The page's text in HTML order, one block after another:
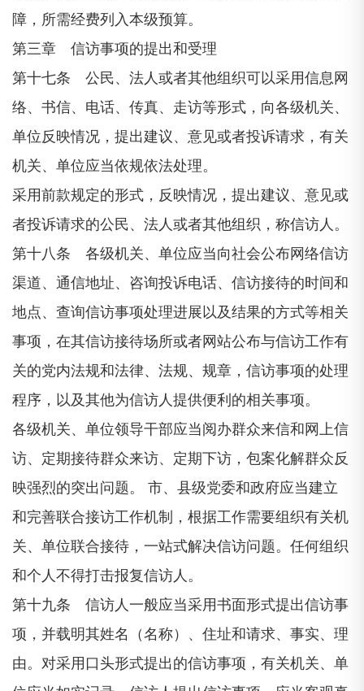
障，所需经费列入本级预算。
第三章 信访事项的提出和受理
第十七条 公民、法人或者其他组织可以采用信息网
络、书信、电话、传真、走访等形式，向各级机关、
单位反映情况，提出建议、意见或者投诉请求，有关
机关、单位应当依规依法处理。
采用前款规定的形式，反映情况，提出建议、意见或
者投诉请求的公民、法人或者其他组织，称信访人。
第十八条 各级机关、单位应当向社会公布网络信访
渠道、通信地址、咨询投诉电话、信访接待的时间和
地点、查询信访事项处理进展以及结果的方式等相关
事项，在其信访接待场所或者网站公布与信访工作有
关的党内法规和法律、法规、规章，信访事项的处理
程序，以及其他为信访人提供便利的相关事项。
各级机关、单位领导干部应当阅办群众来信和网上信
访、定期接待群众来访、定期下访，包案化解群众反
映强烈的突出问题。 市、县级党委和政府应当建立
和完善联合接访工作机制，根据工作需要组织有关机
关、单位联合接待，一站式解决信访问题。任何组织
和个人不得打击报复信访人。
第十九条 信访人一般应当采用书面形式提出信访事
项，并载明其姓名（名称）、住址和请求、事实、理
由。对采用口头形式提出的信访事项，有关机关、单